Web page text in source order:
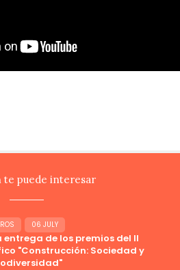
te puede interesar
06 JULY
entrega de los premios del II
"Construcción: Sociedad y